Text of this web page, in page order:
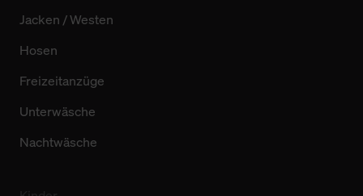
Jacken / Westen
Hosen
Freizeitanzüge
Unterwäsche
Nachtwäsche